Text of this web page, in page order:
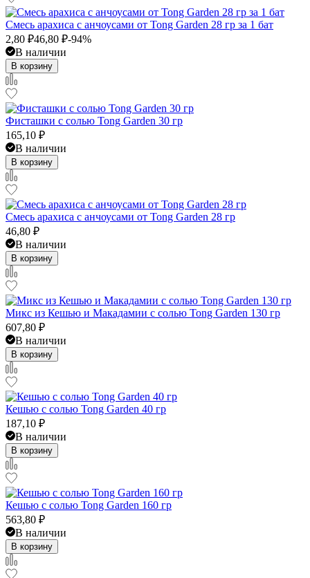
Смесь арахиса с анчоусами от Tong Garden 28 гр за 1 бат
2,80 ₽46,80 ₽-94%
В наличии
В корзину
Фисташки с солью Tong Garden 30 гр
165,10 ₽
В наличии
В корзину
Смесь арахиса с анчоусами от Tong Garden 28 гр
46,80 ₽
В наличии
В корзину
Микс из Кешью и Макадамии с солью Tong Garden 130 гр
607,80 ₽
В наличии
В корзину
Кешью с солью Tong Garden 40 гр
187,10 ₽
В наличии
В корзину
Кешью с солью Tong Garden 160 гр
563,80 ₽
В наличии
В корзину